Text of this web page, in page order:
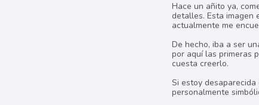
Hace un añito ya,
detalles. Esta imagen
actualmente me
De hecho, iba a ser
por aquí las primeras
cuesta creerlo.
Si estoy
personalmente